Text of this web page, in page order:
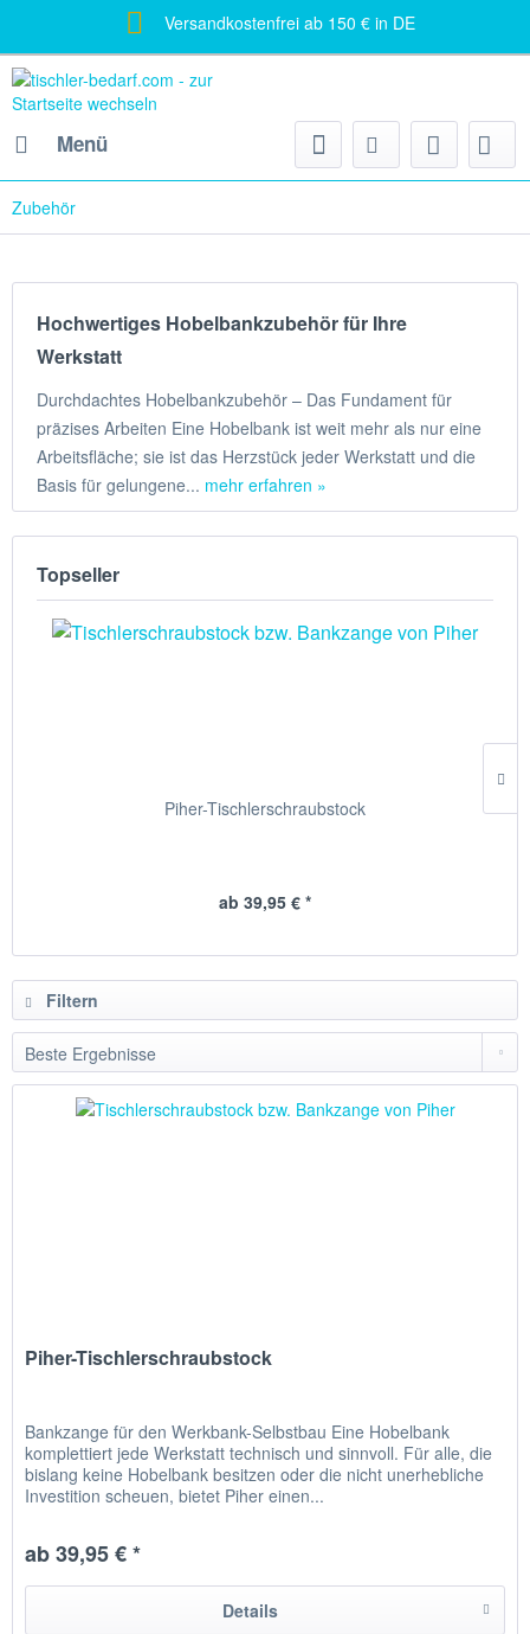
Versandkostenfrei ab 150 € in DE
Menü
Zubehör
Hochwertiges Hobelbankzubehör für Ihre
Werkstatt
Durchdachtes Hobelbankzubehör – Das Fundament für
präzises Arbeiten Eine Hobelbank ist weit mehr als nur eine
Arbeitsfläche; sie ist das Herzstück jeder Werkstatt und die
Basis für gelungene... mehr erfahren »
Topseller
Piher-Tischlerschraubstock
ab 39,95 € *
Filtern
Piher-Tischlerschraubstock
Bankzange für den Werkbank-Selbstbau Eine Hobelbank
komplettiert jede Werkstatt technisch und sinnvoll. Für alle, die
bislang keine Hobelbank besitzen oder die nicht unerhebliche
Investition scheuen, bietet Piher einen...
ab 39,95 € *
Details